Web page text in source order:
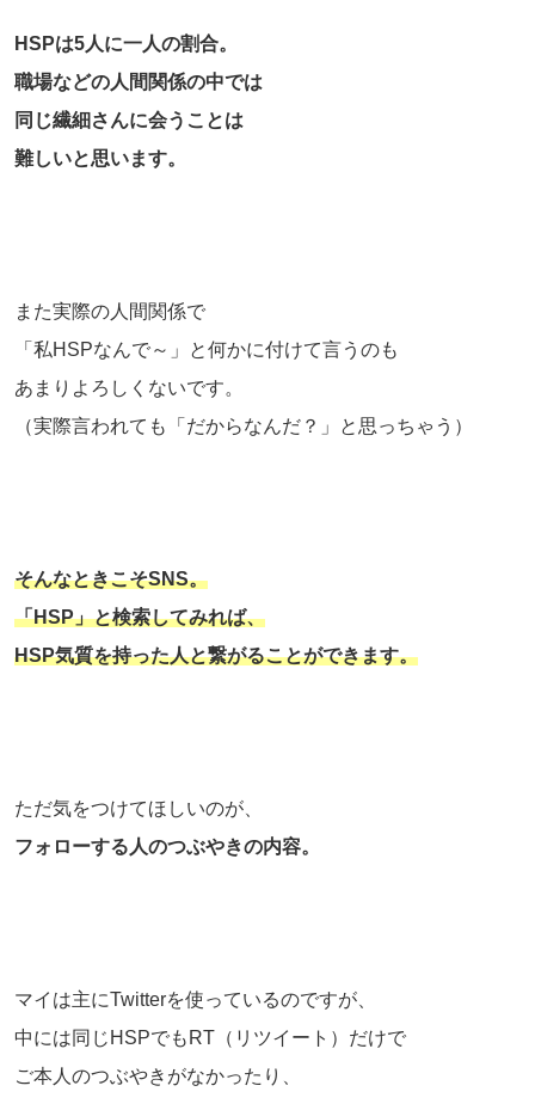
HSPは5人に一人の割合。
職場などの人間関係の中では
同じ繊細さんに会うことは
難しいと思います。
また実際の人間関係で
「私HSPなんで～」と何かに付けて言うのも
あまりよろしくないです。
（実際言われても「だからなんだ？」と思っちゃう）
そんなときこそSNS。
「HSP」と検索してみれば、
HSP気質を持った人と繋がることができます。
ただ気をつけてほしいのが、
フォローする人のつぶやきの内容。
マイは主にTwitterを使っているのですが、
中には同じHSPでもRT（リツイート）だけで
ご本人のつぶやきがなかったり、